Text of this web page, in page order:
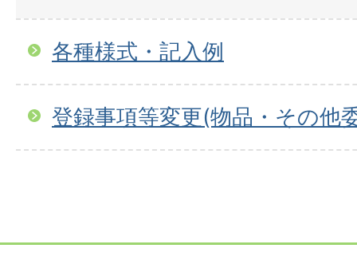
各種様式・記入例
登録事項等変更(物品・その他